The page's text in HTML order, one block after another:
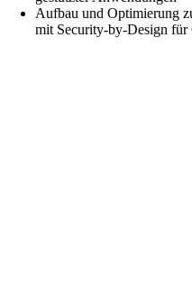
Aufbau und Optimierung
mit Security-by-Design